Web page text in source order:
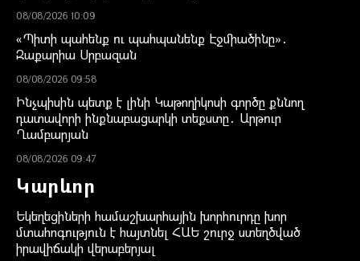
08/08/2026 10:09
«Պիտի պահենք ու պահպանենք Էջմիածինը»․
Զաքարիա Սրբազան
08/08/2026 09:58
Ինչպիսին պետք է լինի Կաթողիկոսի գործը քննող
դատավորի ինքնաբացարկի տեքստը․ Արթուր
Ղամբարյան
08/08/2026 09:47
Կարևոր
Եկեղեցիների համաշխարհային խորհուրդը խոր
մտահոգություն է հայտնել ՀԱԵ շուրջ ստեղծված
իրավիճակի վերաբերյալ